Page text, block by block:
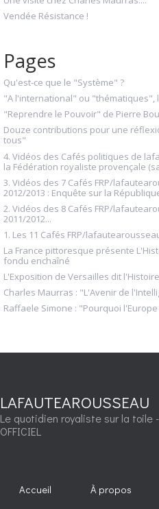
Vendée Résistance !
Pages
Qu'est-ce que le "Système" ?
"A l'international" ou "thématiques",
"Reprendre le Pouvoir" de Pierre
Douze contributions pour une
tous"
4. Vidéos des Cafés politiques de
la Fédération royaliste provençale
3. Vidéos des 7 Cafés FRP/
2012/2013 : Enquête sur la
2. Vidéos des 8 Cafés FRP/
2011/2012...
1. Les 11 Cafés FRP/
La France pittoresque présente
fondu enchaîné
L'Exposition de Versailles dit
Charles Maurras : "L'Avenir de
Raffaele Simone : "Pourquoi
LAFAUTEAROUSSEAU
Le quotidien royaliste sur la toile
OFFICIEL
Accueil À propos